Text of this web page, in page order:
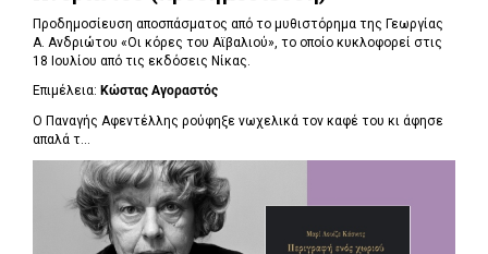
Προδημοσίευση αποσπάσματος από το μυθιστόρημα της Γεωργίας
Α. Ανδριώτου «Οι κόρες του Αϊβαλιού», το οποίο κυκλοφορεί στις
18 Ιουλίου από τις εκδόσεις Νίκας.
Επιμέλεια: Κώστας Αγοραστός
Ο Παναγής Αφεντέλλης ρούφηξε νωχελικά τον καφέ του κι άφησε
απαλά τ...